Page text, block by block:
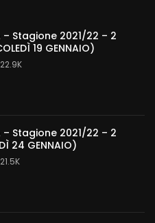
– Stagione 2021/22 – 2
19 GENNAIO)
22.9K
– Stagione 2021/22 – 2
24 GENNAIO)
21.5K